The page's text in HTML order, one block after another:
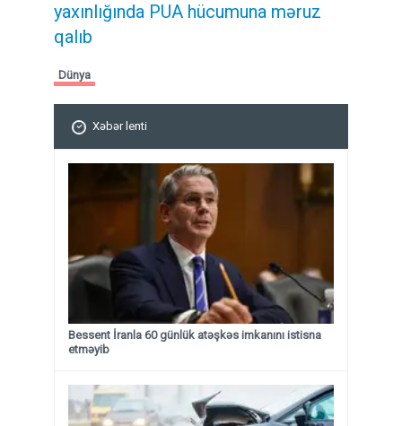
yaxınlığında PUA hücumuna məruz
qalıb
Dünya
Xəbər lenti
Bessent İranla 60 günlük atəşkəs imkanını istisna
etməyib